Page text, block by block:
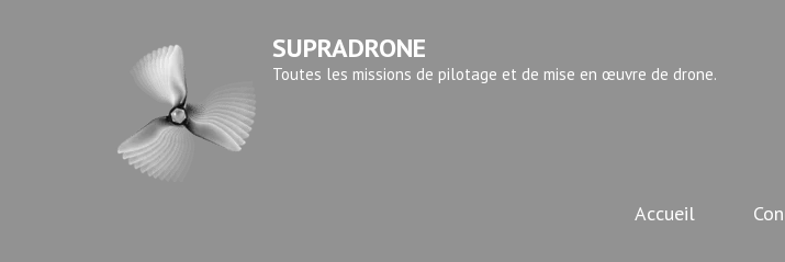
SUPRADRONE
Toutes les missions de pilotage et de mise en œuvre de drone.
Accueil